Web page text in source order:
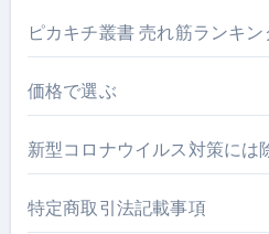
ピカキチ叢書 売れ筋ランキン
価格で選ぶ
新型コロナウイルス対策には
特定商取引法記載事項